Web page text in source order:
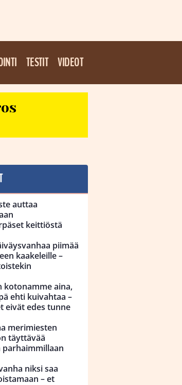
TESTIT VIDEOT
auttaa
keittiöstä
piimää
kaakeleille –
kotonamme aina,
ehti kuivahtaa –
eivät edes tunne
merimiesten
täyttävää
niksi saa
– et